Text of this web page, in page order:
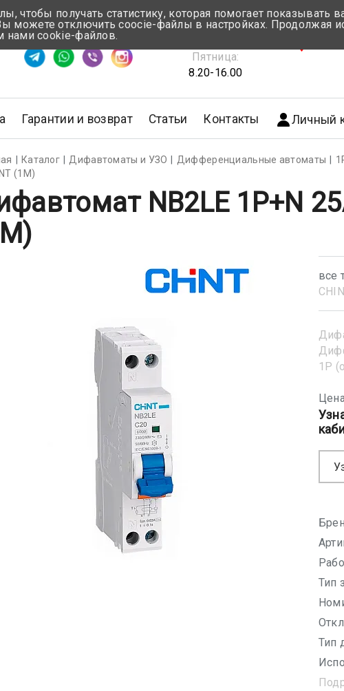
Время ответа ≈ 5 мин
Понедельник-Четверг:
Пятница:
8.20-16.00
Гарантии и возврат Статьи Контакты Личный
Каталог Дифавтоматы и УЗО Дифференциальные автоматы
(1М)
NB2LE 1P+N
все
1Р
Тип
Тип
чтобы получать статистику, которая помогает показывать
можете отключить coocie-файлы в настройках. Продолжая
нами cookie-файлов.